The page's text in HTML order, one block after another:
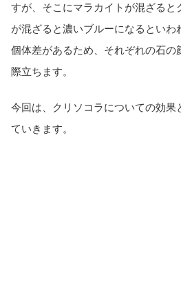
すが、そこにマラカイトが混ざると
が混ざると濃いブルーになるといわ
個体差があるため、それぞれの石の
際立ちます。
今回は、クリソコラについての効果
ていきます。